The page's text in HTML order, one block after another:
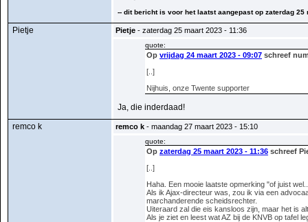
-- dit bericht is voor het laatst aangepast op zaterdag 25
Pietje Pietje - zaterdag 25 maart 2023 - 11:36
quote:
Op vrijdag 24 maart 2023 - 09:07 schreef
[..]
Nijhuis, onze Twente supporter
Ja, die inderdaad!
remco k
remco k - maandag 27 maart 2023 - 15:10
quote:
Op zaterdag 25 maart 2023 - 11:36 schreef
[..]
Haha. Een mooie laatste opmerking "of juist
Als ik Ajax-directeur was, zou ik via een
marchanderende scheidsrechter.
Uiteraard zal die eis kansloos zijn, maar het is
Als je ziet en leest wat AZ bij de KNVB op tafel